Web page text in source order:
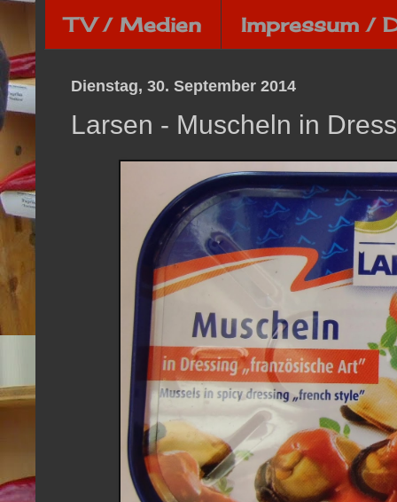
TV / Medien Impressum /
Dienstag, 30. September 2014
Larsen - Muscheln in